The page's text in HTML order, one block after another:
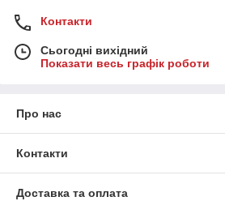
Контакти
Сьогодні вихідний
Показати весь графік роботи
Про нас
Контакти
Доставка та оплата